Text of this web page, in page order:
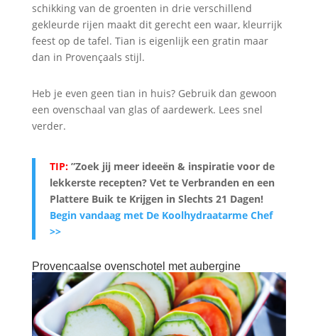
schikking van de groenten in drie verschillend
gekleurde rijen maakt dit gerecht een waar, kleurrijk
feest op de tafel. Tian is eigenlijk een gratin maar
dan in Provençaals stijl.
Heb je even geen tian in huis? Gebruik dan gewoon
een ovenschaal van glas of aardewerk. Lees snel
verder.
TIP:”Zoek jij meer ideeën & inspiratie voor de
lekkerste recepten? Vet te Verbranden en een
Plattere Buik te Krijgen in Slechts 21 Dagen!
Begin vandaag met De Koolhydraatarme Chef
>>
Provencaalse ovenschotel met aubergine